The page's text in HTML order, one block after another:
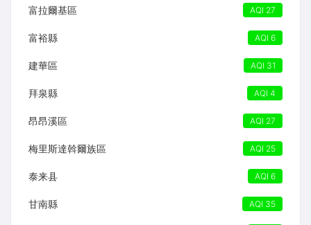
富拉爾基區 AQI 27
富裕縣 AQI 6
建華區 AQI 31
拜泉縣 AQI 4
昂昂溪區 AQI 27
梅里斯達斡爾族區 AQI 25
泰来县 AQI 6
甘南縣 AQI 35